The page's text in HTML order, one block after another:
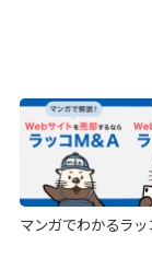
マンガでわかるラ